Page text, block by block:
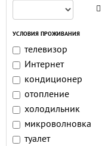
УСЛОВИЯ ПРОЖИВАНИЯ
телевизор
Интернет
кондиционер
отопление
холодильник
микроволновка
туалет